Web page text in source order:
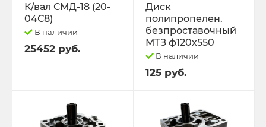
К/вал СМД-18 (20-
04С8)
В наличии
25452 руб.
Диск
полипропелен.
безпроставочный
МТЗ ф120х550
В наличии
125 руб.